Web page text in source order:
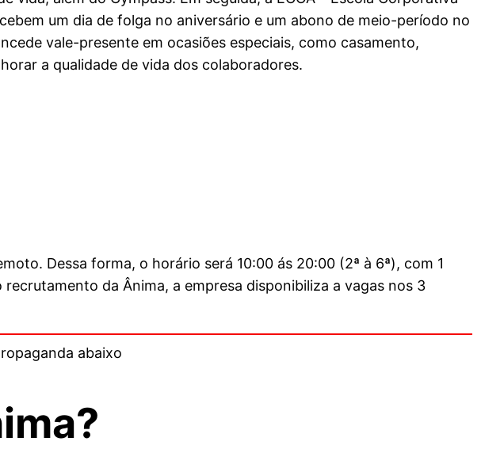
um dia de folga no aniversário e um abono de meio-período no
vale-presente em ocasiões especiais, como casamento,
a qualidade de vida dos colaboradores.
Dessa forma, o horário será 10:00 ás 20:00 (2ª à 6ª), com 1
recrutamento da Ânima, a empresa disponibiliza a vagas nos 3
abaixo